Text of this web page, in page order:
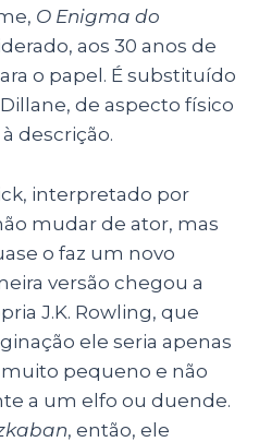
O Enigma do
aos 30 anos de
o papel. É substituído
de aspecto físico
descrição.
interpretado por
mudar de ator, mas
o faz um novo
versão chegou a
J.K. Rowling, que
ele seria apenas
pequeno e não
a um elfo ou duende.
, então, ele